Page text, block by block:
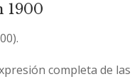
1900
completa de las